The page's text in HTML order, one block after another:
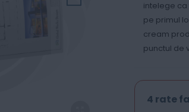
intelege ca
pe primul
cream
punctul de
4 rate